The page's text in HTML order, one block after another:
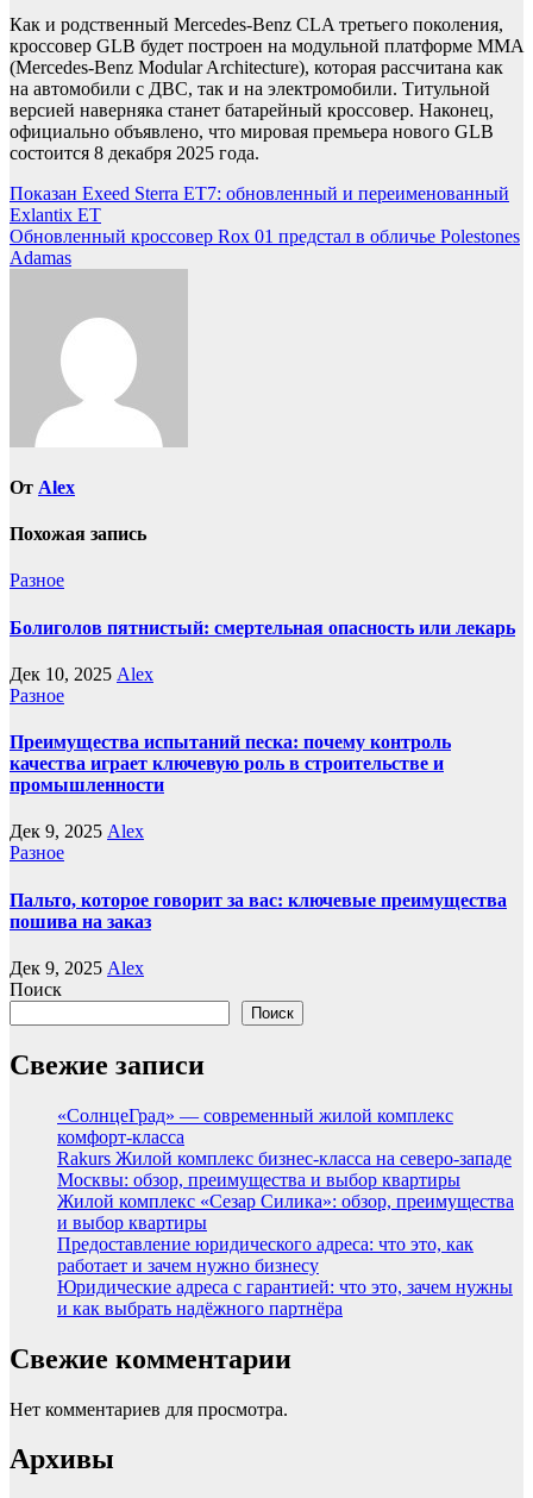
Как и родственный Mercedes-Benz CLA третьего поколения,
кроссовер GLB будет построен на модульной платформе MMA
(Mercedes-Benz Modular Architecture), которая рассчитана как
на автомобили с ДВС, так и на электромобили. Титульной
версией наверняка станет батарейный кроссовер. Наконец,
официально объявлено, что мировая премьера нового GLB
состоится 8 декабря 2025 года.
Навигация
по
записям
Показан Exeed Sterra ET7: обновленный и переименованный
Exlantix ET
Обновленный кроссовер Rox 01 предстал в обличье Polestones
Adamas
От Alex
Похожая запись
Разное
Болиголов пятнистый: смертельная опасность или лекарь
Дек 10, 2025 Alex
Разное
Преимущества испытаний песка: почему контроль
качества играет ключевую роль в строительстве и
промышленности
Дек 9, 2025 Alex
Разное
Пальто, которое говорит за вас: ключевые преимущества
пошива на заказ
Дек 9, 2025 Alex
Поиск
Поиск
Свежие записи
«СолнцеГрад» — современный жилой комплекс
комфорт-класса
Rakurs Жилой комплекс бизнес-класса на северо-западе
Москвы: обзор, преимущества и выбор квартиры
Жилой комплекс «Сезар Силика»: обзор, преимущества
и выбор квартиры
Предоставление юридического адреса: что это, как
работает и зачем нужно бизнесу
Юридические адреса с гарантией: что это, зачем нужны
и как выбрать надёжного партнёра
Свежие комментарии
Нет комментариев для просмотра.
Архивы